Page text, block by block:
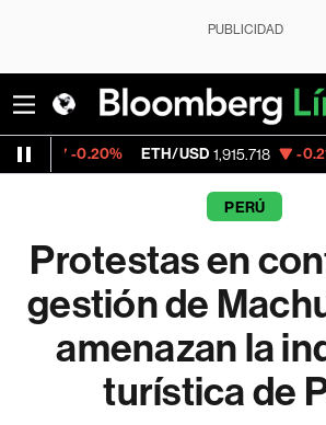
PUBLICIDAD
ETH/USD 1,915.718 -0.21% Visa
PERÚ
Protestas en
gestión de
amenazan la
turística de